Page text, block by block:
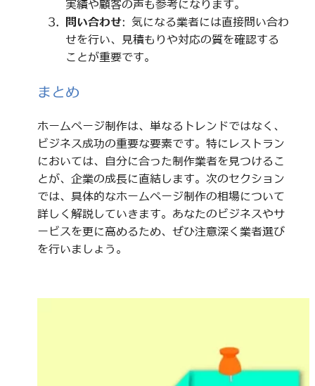
実績や顧客の声も参考になります。
問い合わせ: 気になる業者には直接問い合わ
せを行い、見積もりや対応の質を確認する
ことが重要です。
まとめ
ホームページ制作は、単なるトレンドではなく、
ビジネス成功の重要な要素です。特にレストラン
においては、自分に合った制作業者を見つけるこ
とが、企業の成長に直結します。次のセクション
では、具体的なホームページ制作の相場について
詳しく解説していきます。あなたのビジネスやサ
ービスを更に高めるため、ぜひ注意深く業者選び
を行いましょう。